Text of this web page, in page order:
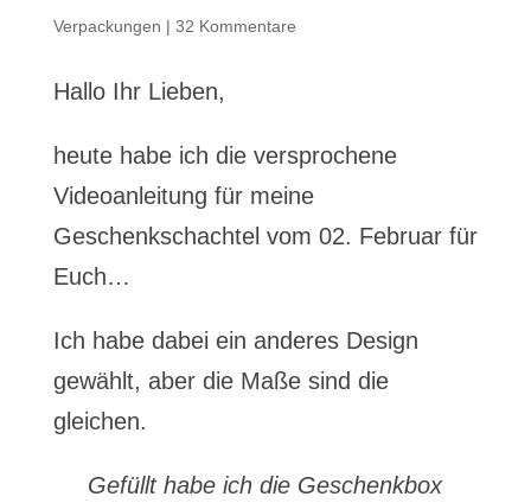
Verpackungen | 32 Kommentare
Hallo Ihr Lieben,
heute habe ich die versprochene
Videoanleitung für meine
Geschenkschachtel vom 02. Februar für
Euch…
Ich habe dabei ein anderes Design
gewählt, aber die Maße sind die
gleichen.
Gefüllt habe ich die Geschenkbox